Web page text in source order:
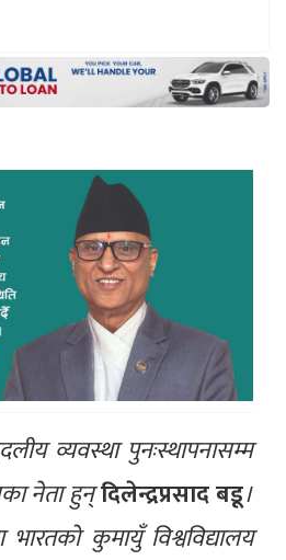
व्यवस्था पुनःस्थापनासम्म
नेता हुन्दिलेन्द्रप्रसाद बडू।
भारतको कुमायुँ विश्वविद्यालय